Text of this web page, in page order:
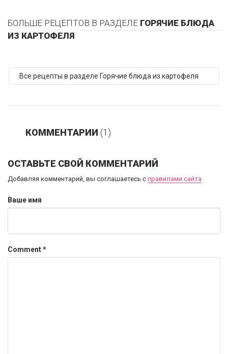
БОЛЬШЕ РЕЦЕПТОВ В РАЗДЕЛЕ ГОРЯЧИЕ БЛЮДА
ИЗ КАРТОФЕЛЯ
Все рецепты в разделе Горячие блюда из картофеля
КОММЕНТАРИИ (1)
ОСТАВЬТЕ СВОЙ КОММЕНТАРИЙ
Добавляя комментарий, вы соглашаетесь с правилами сайта
Ваше имя
Comment*